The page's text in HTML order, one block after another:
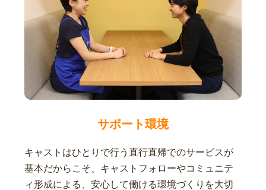
サポート環境
キャストはひとりで行う直行直帰でのサービスが
基本だからこそ、キャストフォローやコミュニテ
ィ形成による、安心して働ける環境づくりを大切